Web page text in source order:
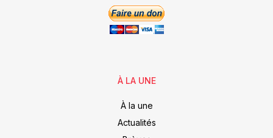
À LA UNE
À la une
Actualités